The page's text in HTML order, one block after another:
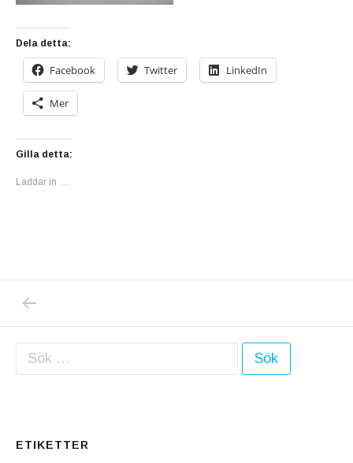
Dela detta:
Facebook Twitter LinkedIn
Mer
Gilla detta:
Laddar in …
Inläggsnavigering
Sök efter:
ETIKETTER